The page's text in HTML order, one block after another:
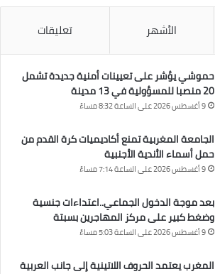
الأشهر تعليقات
حموشي يؤشر على تعيينات أمنية جديدة تشمل
20 منصبا للمسؤولية في 13 مدينة
9 أغسطس 2026 على الساعة 8:32 مساءً
الجامعة المغربية تمنع أكاديميات كرة القدم من
حمل أسماء الأندية الأجنبية
9 أغسطس 2026 على الساعة 7:14 مساءً
بعد موجة الدخول الجماعي..اعتداءات جنسية
وضغط كبير على مركز المهاجرين بسبتة
9 أغسطس 2026 على الساعة 5:03 مساءً
المغرب يعتمد الحروف اللاتينية إلى جانب العربية